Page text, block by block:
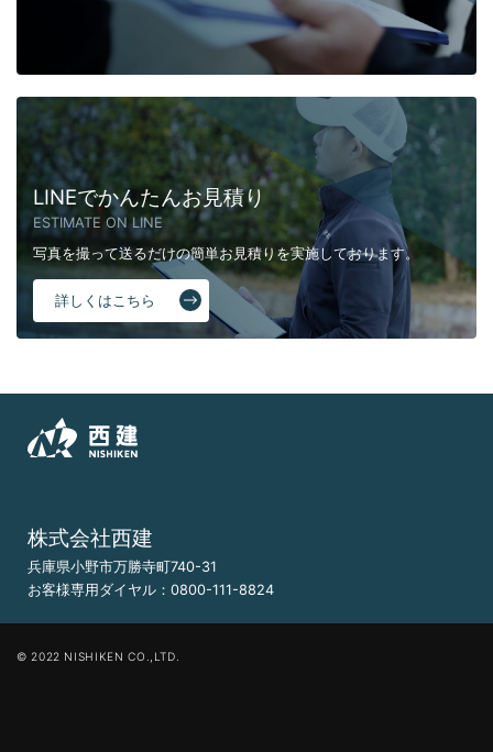
LINEでかんたんお見積り
ESTIMATE ON LINE
写真を撮って送るだけの簡単お見積りを実施しております。
詳しくはこちら
株式会社西建
兵庫県小野市万勝寺町740-31
お客様専用ダイヤル： 0800-111-8824
© 2022 NISHIKEN CO.,LTD.